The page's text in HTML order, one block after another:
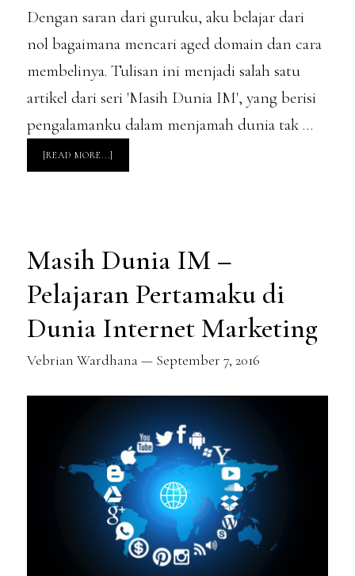
Dengan saran dari guruku, aku belajar dari
nol bagaimana mencari aged domain dan cara
membelinya. Tulisan ini menjadi salah satu
artikel dari seri 'Masih Dunia IM', yang berisi
pengalamanku dalam menjamah dunia tak …
[READ MORE...]
DUNIA
SEBUAH
KEGAGALAN
MENJADI
GOOGLE
Masih Dunia IM –
Pelajaran Pertamaku di
Dunia Internet Marketing
Vebrian Wardhana— September 7, 2016